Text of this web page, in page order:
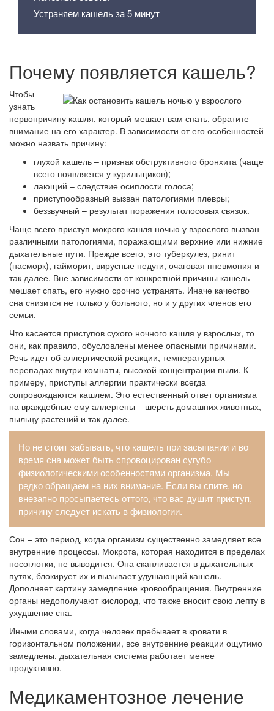
Устраняем кашель за 5 минут
Почему появляется кашель?
Чтобы
узнать
первопричину кашля, который мешает вам спать, обратите
внимание на его характер. В зависимости от его особенностей
можно назвать причину:
глухой кашель – признак обструктивного бронхита (чаще
всего появляется у курильщиков);
лающий – следствие осиплости голоса;
приступообразный вызван патологиями плевры;
беззвучный – результат поражения голосовых связок.
Чаще всего приступ мокрого кашля ночью у взрослого вызван
различными патологиями, поражающими верхние или нижние
дыхательные пути. Прежде всего, это туберкулез, ринит
(насморк), гайморит, вирусные недуги, очаговая пневмония и
так далее. Вне зависимости от конкретной причины кашель
мешает спать, его нужно срочно устранять. Иначе качество
сна снизится не только у больного, но и у других членов его
семьи.
Что касается приступов сухого ночного кашля у взрослых, то
они, как правило, обусловлены менее опасными причинами.
Речь идет об аллергической реакции, температурных
перепадах внутри комнаты, высокой концентрации пыли. К
примеру, приступы аллергии практически всегда
сопровождаются кашлем. Это естественный ответ организма
на враждебные ему аллергены – шерсть домашних животных,
пыльцу растений и так далее.
Но не стоит забывать, что кашель при засыпании и во
время сна может быть спровоцирован сугубо
физиологическими особенностями организма. Мы
редко обращаем на них внимание. Если вы спите, но
внезапно просыпаетесь оттого, что вас душит приступ,
причину следует искать в физиологии.
Сон – это период, когда организм существенно замедляет все
внутренние процессы. Мокрота, которая находится в пределах
носоглотки, не выводится. Она скапливается в дыхательных
путях, блокирует их и вызывает удушающий кашель.
Дополняет картину замедление кровообращения. Внутренние
органы недополучают кислород, что также вносит свою лепту в
ухудшение сна.
Иными словами, когда человек пребывает в кровати в
горизонтальном положении, все внутренние реакции ощутимо
замедлены, дыхательная система работает менее
продуктивно.
Медикаментозное лечение